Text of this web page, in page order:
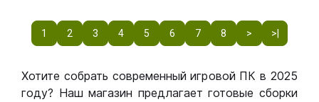
1 2 3 4 5 6 7 8 > >|
Хотите собрать современный игровой ПК в 2025
году? Наш магазин предлагает готовые сборки